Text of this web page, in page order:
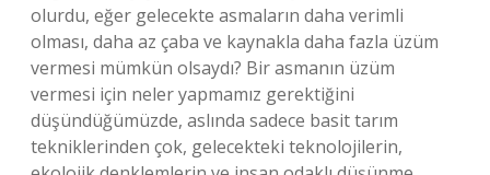
olurdu, eğer gelecekte asmaların daha verimli
olması, daha az çaba ve kaynakla daha fazla üzüm
vermesi mümkün olsaydı? Bir asmanın üzüm
vermesi için neler yapmamız gerektiğini
düşündüğümüzde, aslında sadece basit tarım
tekniklerinden çok, gelecekteki teknolojilerin,